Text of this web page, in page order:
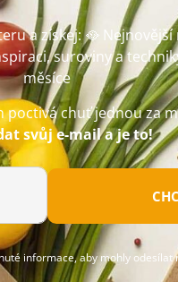
a získej: 🥘
suroviny a
měsíce
poctivá chuť jednou za
svůj e-mail a je to!
informace, aby mohly odesílat